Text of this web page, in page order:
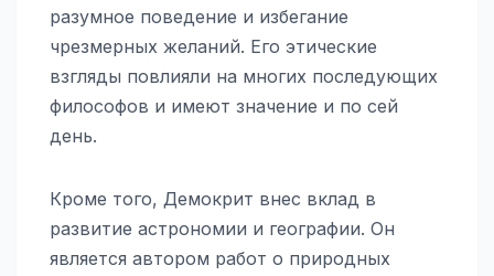
разумное поведение и избегание
чрезмерных желаний. Его этические
взгляды повлияли на многих последующих
философов и имеют значение и по сей
день.
Кроме того, Демокрит внес вклад в
развитие астрономии и географии. Он
является автором работ о природных